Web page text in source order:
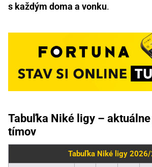
s každým doma a vonku.
Tabuľka Niké ligy –
tímov
Tabuľka Niké ligy